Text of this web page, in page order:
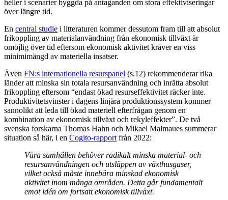
heller i scenarier byggda på antaganden om stora effektiviseringar
över längre tid.
En central studie i litteraturen kommer dessutom fram till att absolut
frikoppling av materialanvändning från ekonomisk tillväxt är
omöjlig över tid eftersom ekonomisk aktivitet kräver en viss
minimimängd av materiella insatser.
Även FN:s internationella resurspanel (s.12) rekommenderar rika
länder att minska sin totala resursanvändning och inrätta absolut
frikoppling eftersom “endast ökad resurseffektivitet räcker inte.
Produktivitetsvinster i dagens linjära produktionssystem kommer
sannolikt att leda till ökad materiell efterfrågan genom en
kombination av ekonomisk tillväxt och rekyleffekter”. De två
svenska forskarna Thomas Hahn och Mikael Malmaues summerar
situation så här, i en Cogito-rapport från 2022:
Våra samhällen behöver radikalt minska material- och
resursanvändningen och utsläppen av växthusgaser,
vilket också måste innebära minskad ekonomisk
aktivitet inom många områden. Detta går fundamentalt
emot idén om fortsatt ekonomisk tillväxt.